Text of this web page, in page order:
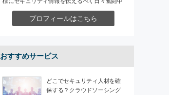
プロフィールはこちら
おすすめサービス
どこでセキュリティ人材を確
保する？クラウドソーシング